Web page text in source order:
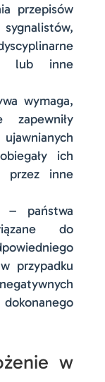
przepisów
sygnalistów,
lub inne
wymaga,
zapewniły
ich
przez inne
państwa
do
przypadku
w